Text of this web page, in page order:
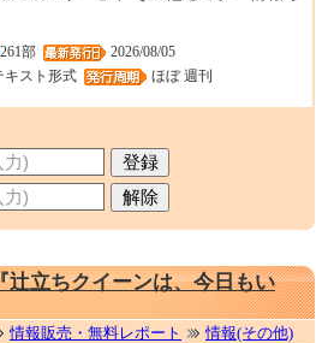
261部
2026/08/05
キスト形式
ほぼ 週刊
辻立ちクイーンは、今日もい
情報販売・無料レポート 情報(その他)